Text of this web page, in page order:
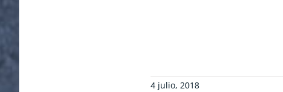
4 julio, 2018